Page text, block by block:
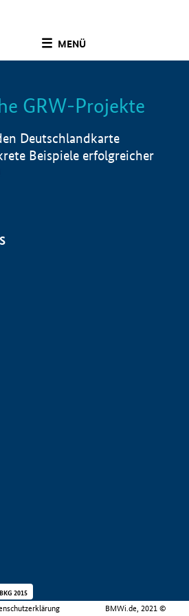
MENÜ
Info
GRW-Projekte
Deutschlandkarte
Beispiele erfolgreicher
BMWi.de, 2021 ©
2015